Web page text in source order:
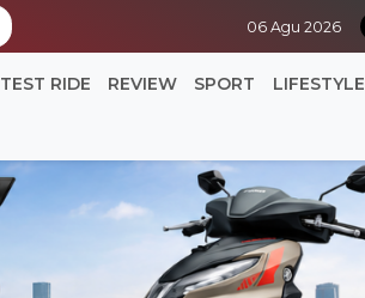
06 Agu 2026
TEST RIDE REVIEW SPORT LIFESTYLE